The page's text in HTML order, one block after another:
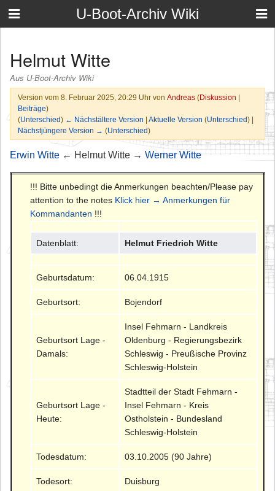
U-Boot-Archiv Wiki
Helmut Witte
Aus U-Boot-Archiv Wiki
Version vom 8. Februar 2025, 20:29 Uhr von Andreas (Diskussion |
Beiträge)
(Unterschied) ← Nächstältere Version | Aktuelle Version (Unterschied) |
Nächstjüngere Version → (Unterschied)
Erwin Witte ← Helmut Witte → Werner Witte
!!! Bitte unbedingt die Anmerkungen beachten/Please pay
attention to the notes Klick hier → Anmerkungen für
Kommandanten !!!
Datenblatt: Helmut Friedrich Witte
Geburtsdatum: 06.04.1915
Geburtsort: Bojendorf
Geburtsort Lage -
Damals:
Insel Fehmarn - Landkreis
Oldenburg - Regierungsbezirk
Schleswig - Preußische Provinz
Schleswig-Holstein
Geburtsort Lage -
Heute:
Stadtteil der Stadt Fehmarn -
Insel Fehmarn - Kreis
Ostholstein - Bundesland
Schleswig-Holstein
Todesdatum: 03.10.2005 (90 Jahre)
Todesort: Duisburg